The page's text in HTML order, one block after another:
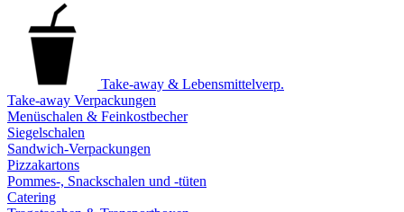
Take-away & Lebensmittelverp.
Take-away Verpackungen
Menüschalen & Feinkostbecher
Siegelschalen
Sandwich-Verpackungen
Pizzakartons
Pommes-, Snackschalen und -tüten
Catering